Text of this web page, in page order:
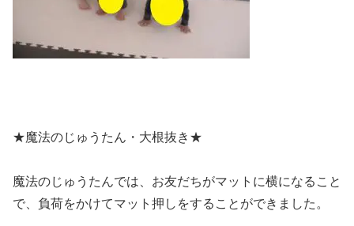
★魔法のじゅうたん・大根抜き★
魔法のじゅうたんでは、お友だちがマットに横になること
で、負荷をかけてマット押しをすることができました。